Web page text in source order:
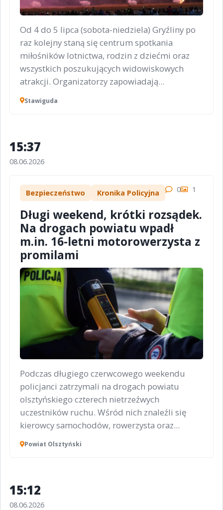
Od 4 do 5 lipca (sobota-niedziela) Gryźliny po
raz kolejny staną się centrum spotkania
miłośników lotnictwa, rodzin z dziećmi oraz
wszystkich poszukujących widowiskowych
atrakcji. Organizatorzy zapowiadają...
Stawiguda
15:37
08.06.2026
Bezpieczeństwo Kronika Policyjna 0 1
Długi weekend, krótki rozsądek.
Na drogach powiatu wpadł
m.in. 16-letni motorowerzysta z
promilami
Podczas długiego czerwcowego weekendu
policjanci zatrzymali na drogach powiatu
olsztyńskiego czterech nietrzeźwych
uczestników ruchu. Wśród nich znaleźli się
kierowcy samochodów, rowerzysta oraz...
Powiat Olsztyński
15:12
08.06.2026